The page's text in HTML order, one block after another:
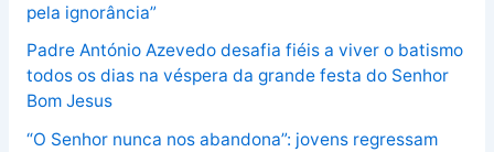
pela ignorância”
Padre António Azevedo desafia fiéis a viver o batismo
todos os dias na véspera da grande festa do Senhor
Bom Jesus
“O Senhor nunca nos abandona”: jovens regressam